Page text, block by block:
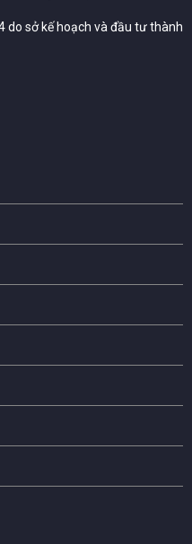
do sở kế hoạch và đầu tư thành